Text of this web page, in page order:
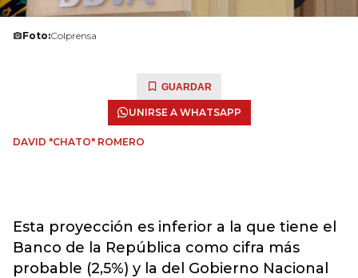
Foto:Colprensa
GUARDAR
UNIRSE A WHATSAPP
DAVID "CHATO" ROMERO
Esta proyección es inferior a la que tiene el
Banco de la República como cifra más
probable (2,5%) y la del Gobierno Nacional